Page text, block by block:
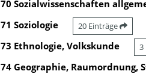
70 Sozialwissenschaften
71 Soziologie 20 Einträge
73 Ethnologie, Volkskunde 3
74 Geographie, Raumordnung,